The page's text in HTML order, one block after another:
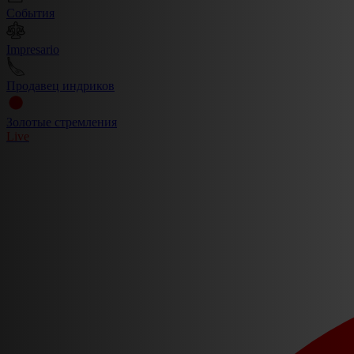
События
Impresario
Продавец индриков
Золотые стремления
Live